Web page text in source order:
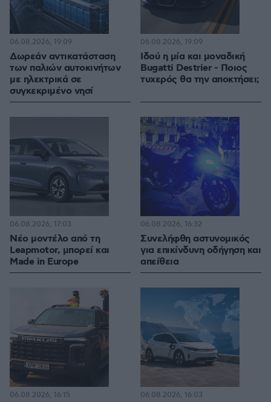
Δωρεάν αντικατάσταση
των παλιών αυτοκινήτων
με ηλεκτρικά σε
συγκεκριμένο νησί
06.08.2026, 19:09
Ιδού η μία και μοναδική
Bugatti Destrier - Ποιος
τυχερός θα την αποκτήσει;
06.08.2026, 19:09
Νέο μοντέλο από τη
Leapmotor, μπορεί και
Made in Europe
06.08.2026, 17:03
Συνελήφθη αστυνομικός
για επικίνδυνη οδήγηση και
απείθεια
06.08.2026, 16:32
06.08.2026, 16:15 06.08.2026, 16:03